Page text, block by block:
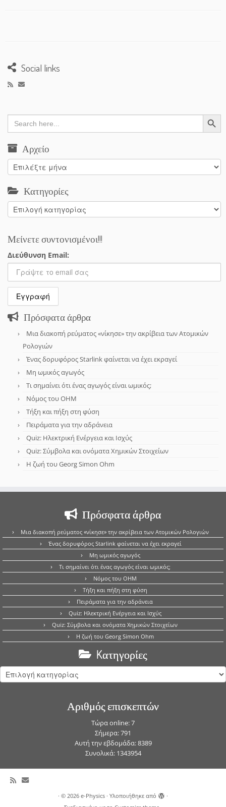
Social links
Search
for:
Search Button
Αρχείο
Αρχείο
Κατηγορίες
Κατηγορίες
Μείνετε συντονισμένοι!!!
Διεύθυνση Email:
Πρόσφατα άρθρα
Μια διακοπή ρεύματος «νίκησε» την ακρίβεια των Ατομικών
Ρολογιών
Ένας δορυφόρος Starlink φαίνεται να έχει εκραγεί
Μη ωμικός αγωγός
Τι σημαίνει ότι ένας αγωγός είναι ωμικός;
Νόμος του OHM
Τήξη και πήξη στη φύση
Πειράματα για την αδράνεια
Quiz: Ηλεκτρική Ενέργεια και Ισχύς
Quiz: Σύμβολα και ονόματα Χημικών Στοιχείων
Η ζωή του Georg Simon Ohm
Πρόσφατα άρθρα
Μια διακοπή ρεύματος «νίκησε» την ακρίβεια των Ατομικών Ρολογιών
Ένας δορυφόρος Starlink φαίνεται να έχει εκραγεί
Μη ωμικός αγωγός
Τι σημαίνει ότι ένας αγωγός είναι ωμικός;
Νόμος του OHM
Τήξη και πήξη στη φύση
Πειράματα για την αδράνεια
Quiz: Ηλεκτρική Ενέργεια και Ισχύς
Quiz: Σύμβολα και ονόματα Χημικών Στοιχείων
Η ζωή του Georg Simon Ohm
Kατηγορίες
Kατηγορίες
Αριθμός επισκεπτών
Τώρα online: 7
Σήμερα: 791
Αυτή την εβδομάδα: 8389
Συνολικά: 1343954
· © 2026 e-Physics · Υλοποιήθηκε από
·